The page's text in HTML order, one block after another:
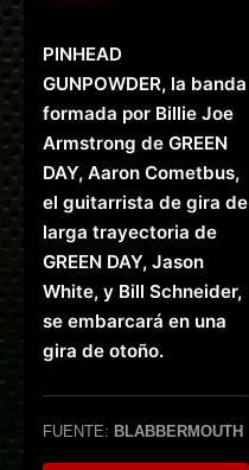
PINHEAD
GUNPOWDER, la banda
formada por Billie Joe
Armstrong de GREEN
DAY, Aaron Cometbus,
el guitarrista de gira de
larga trayectoria de
GREEN DAY, Jason
White, y Bill Schneider,
se embarcará en una
gira de otoño.
FUENTE: BLABBERMOUTH